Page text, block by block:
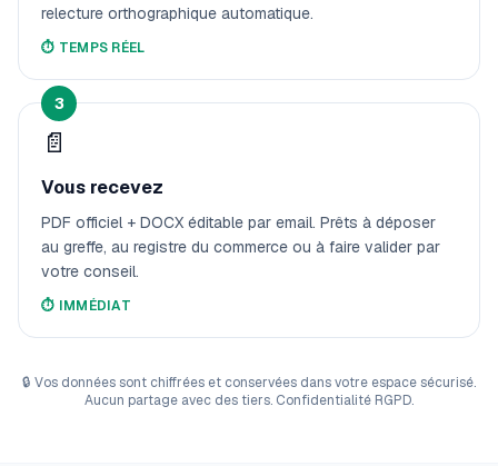
relecture orthographique automatique.
⏱️ TEMPS RÉEL
3
📄
Vous recevez
PDF officiel + DOCX éditable par email. Prêts à déposer
au greffe, au registre du commerce ou à faire valider par
votre conseil.
⏱️ IMMÉDIAT
🔒 Vos données sont chiffrées et conservées dans votre espace sécurisé.
Aucun partage avec des tiers. Confidentialité RGPD.